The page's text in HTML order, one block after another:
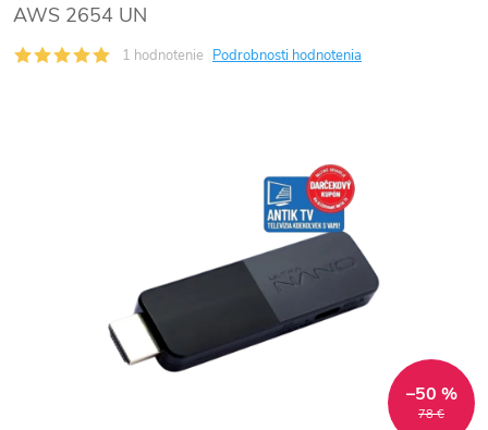
AWS 2654 UN
1 hodnotenie Podrobnosti hodnotenia
78 €
–50 %